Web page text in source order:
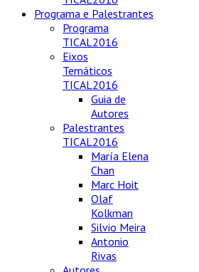
Programa e Palestrantes
Programa
TICAL2016
Eixos
Temáticos
TICAL2016
Guia de
Autores
Palestrantes
TICAL2016
María Elena
Chan
Marc Hoit
Olaf
Kolkman
Silvio Meira
Antonio
Rivas